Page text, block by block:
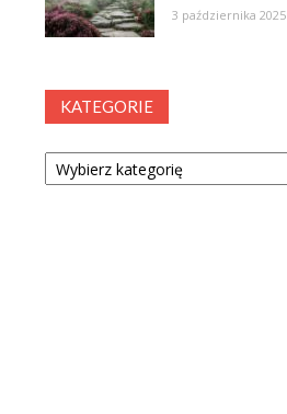
3 października 2025
KATEGORIE
Kategorie